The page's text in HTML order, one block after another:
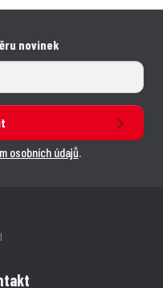
novinek
osobních údajů.